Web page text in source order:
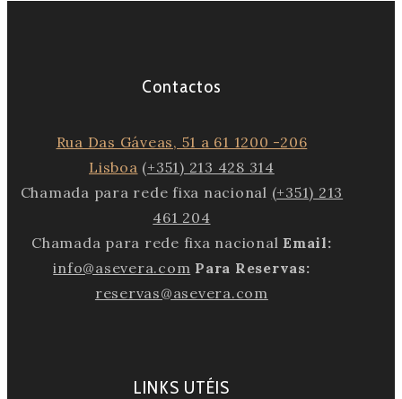
Contactos
Rua Das Gáveas, 51 a 61 1200 -206
Lisboa (+351) 213 428 314
Chamada para rede fixa nacional (+351) 213
461 204
Chamada para rede fixa nacional Email:
info@asevera.com Para Reservas:
reservas@asevera.com
LINKS UTÉIS